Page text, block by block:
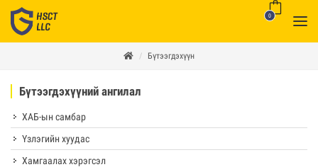
0
Бүтээгдэхүүн
Бүтээгдэхүүний ангилал
ХАБ-ын самбар
Үзлэгийн хуудас
Хамгаалах хэрэгсэл